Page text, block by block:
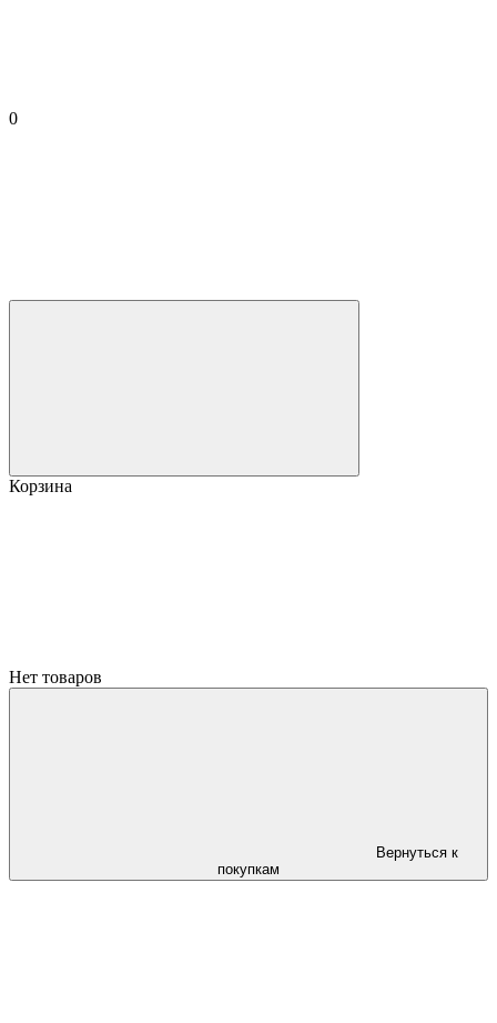
0
Корзина
Нет товаров
Вернуться к
покупкам